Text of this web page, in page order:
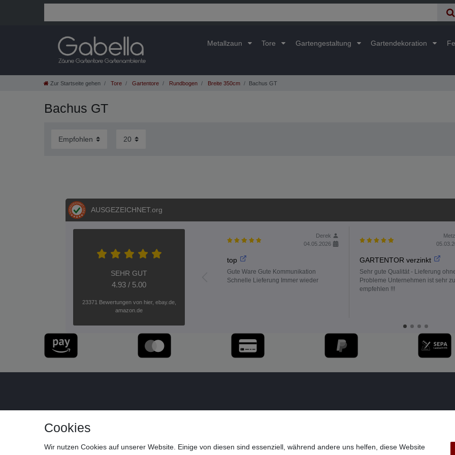
Metallzaun Tore Gartengestaltung Gartendekoration
Zur Startseite gehen Tore Gartentore Rundbogen Breite 350cm Bachus GT
Bachus GT
AUSGEZEICHNET.org
SEHR GUT
4.93 / 5.00
23371 Bewertungen von hier, ebay.de,
amazon.de
Derek
04.05.2026
top
Gute Ware Gute Kommunikation
Schnelle Lieferung Immer wieder
GARTENTOR verzinkt
Sehr gute Qualität - Lieferung
Probleme Unternehmen ist sehr zu
empfehlen !!!
Cookies
Wir nutzen Cookies auf unserer Website. Einige von diesen sind essenziell, während andere uns helfen, diese Website